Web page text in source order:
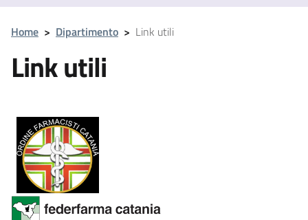
Home > Dipartimento > Link utili
Link utili